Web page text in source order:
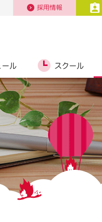
採用情報
ール スクール